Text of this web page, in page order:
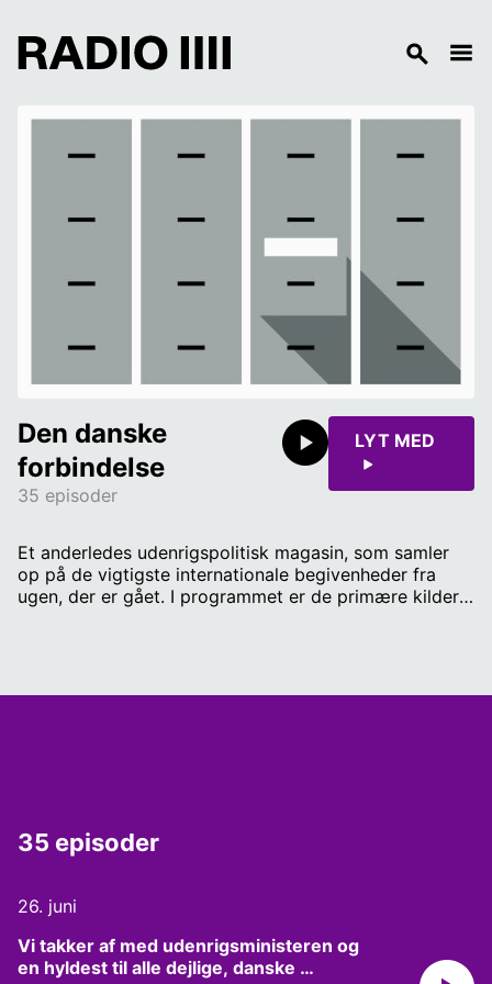
35 episoder
Den danske
forbindelse
LYT MED
Et anderledes udenrigspolitisk magasin, som samler
op på de vigtigste internationale begivenheder fra
ugen, der er gået. I programmet er de primære kilder
35 episoder
26. juni
Vi takker af med udenrigsministeren og
en hyldest til alle dejlige, danske